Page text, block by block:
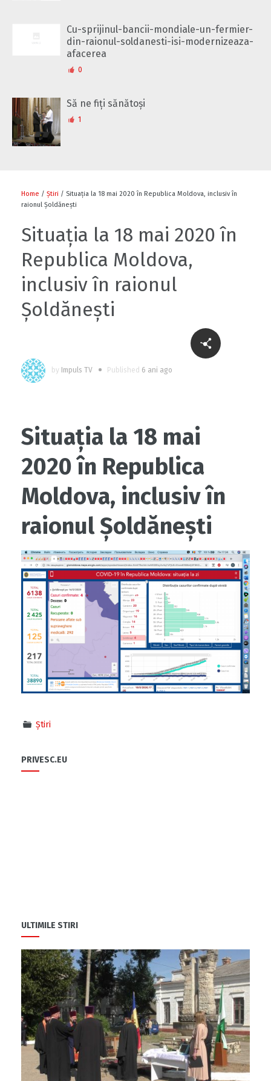
Cu-sprijinul-bancii-mondiale-un-fermier-
din-raionul-soldanesti-isi-modernizeaza-
afacerea
0
Să ne fiți sănătoși
1
Home / Știri / Situația la 18 mai 2020 în Republica Moldova, inclusiv în
raionul Șoldănești
Situația la 18 mai 2020 în
Republica Moldova,
inclusiv în raionul
Șoldănești
by Impuls TV Published 6 ani ago
Situația la 18 mai
2020 în Republica
Moldova, inclusiv în
raionul Șoldănești
Știri
PRIVESC.EU
ULTIMILE STIRI